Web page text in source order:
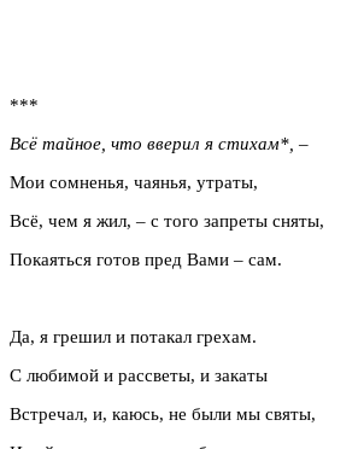
***
Всё тайное, что вверил я стихам*, –
Мои сомненья, чаянья, утраты,
Всё, чем я жил, – с того запреты сняты,
Покаяться готов пред Вами – сам.
Да, я грешил и потакал грехам.
С любимой и рассветы, и закаты
Встречал, и, каюсь, не были мы святы,